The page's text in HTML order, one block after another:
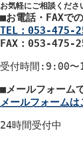
お気軽にご相談くださ
■お電話・FAXで
TEL：053-475-
FAX：053-475-
受付時間 :9:00〜
■メールフォーム
メールフォームは
24時間受付中